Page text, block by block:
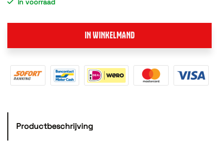
in voorraad
IN WINKELMAND
Productbeschrijving